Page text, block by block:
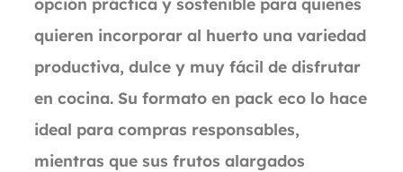
quieren incorporar al huerto una variedad
productiva, dulce y muy fácil de disfrutar
en cocina. Su formato en pack eco lo hace
ideal para compras responsables,
mientras que sus frutos alargados